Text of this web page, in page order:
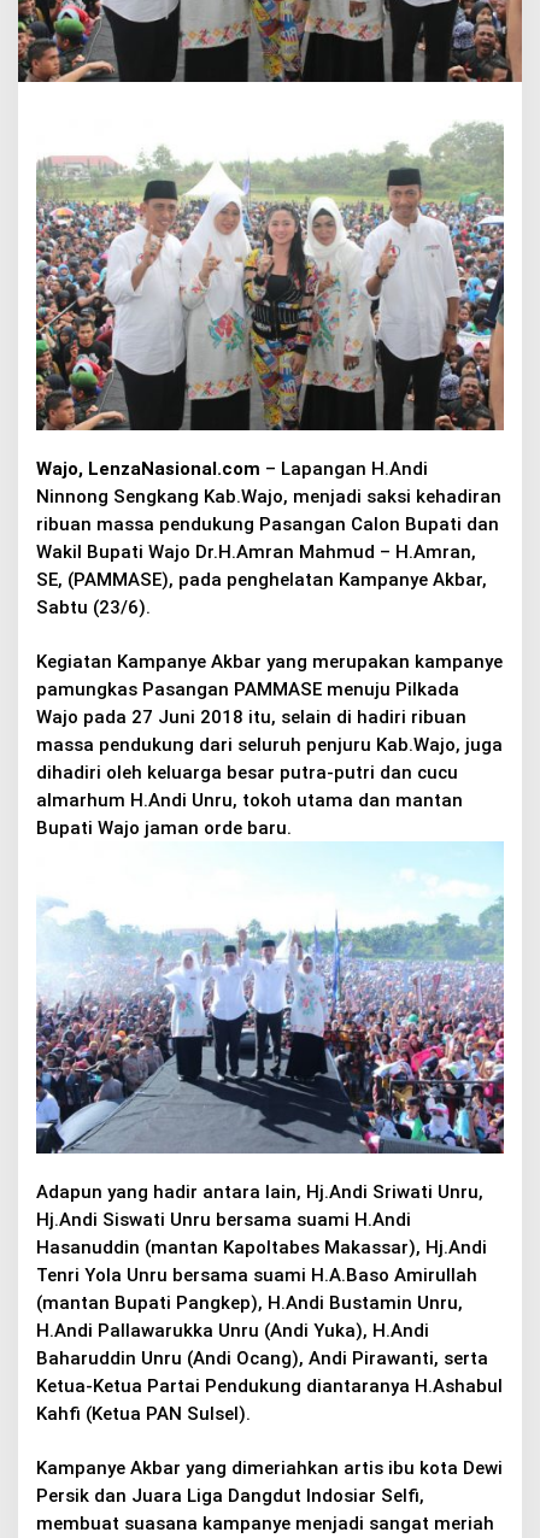
D
i
a
i
K
e
l
u
a
r
g
a
B
e
s
a
H
.
n
d
i
u
Wajo, LenzaNasional.com – Lapangan H.Andi
Ninnong Sengkang Kab.Wajo, menjadi saksi kehadiran
ribuan massa pendukung Pasangan Calon Bupati dan
Wakil Bupati Wajo Dr.H.Amran Mahmud – H.Amran,
SE, (PAMMASE), pada penghelatan Kampanye Akbar,
Sabtu (23/6).
Kegiatan Kampanye Akbar yang merupakan kampanye
pamungkas Pasangan PAMMASE menuju Pilkada
Wajo pada 27 Juni 2018 itu, selain di hadiri ribuan
massa pendukung dari seluruh penjuru Kab.Wajo, juga
dihadiri oleh keluarga besar putra-putri dan cucu
almarhum H.Andi Unru, tokoh utama dan mantan
Bupati Wajo jaman orde baru.
Adapun yang hadir antara lain, Hj.Andi Sriwati Unru,
Hj.Andi Siswati Unru bersama suami H.Andi
Hasanuddin (mantan Kapoltabes Makassar), Hj.Andi
Tenri Yola Unru bersama suami H.A.Baso Amirullah
(mantan Bupati Pangkep), H.Andi Bustamin Unru,
H.Andi Pallawarukka Unru (Andi Yuka), H.Andi
Baharuddin Unru (Andi Ocang), Andi Pirawanti, serta
Ketua-Ketua Partai Pendukung diantaranya H.Ashabul
Kahfi (Ketua PAN Sulsel).
Kampanye Akbar yang dimeriahkan artis ibu kota Dewi
Persik dan Juara Liga Dangdut Indosiar Selfi,
membuat suasana kampanye menjadi sangat meriah